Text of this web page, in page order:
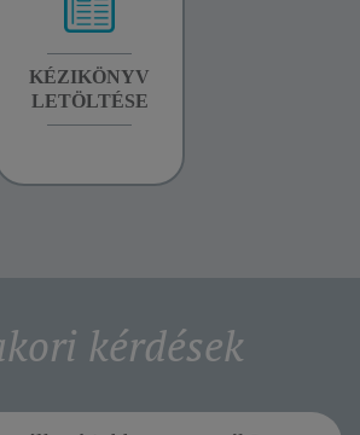
KÉZIKÖNYV
LETÖLTÉSE
kérdések